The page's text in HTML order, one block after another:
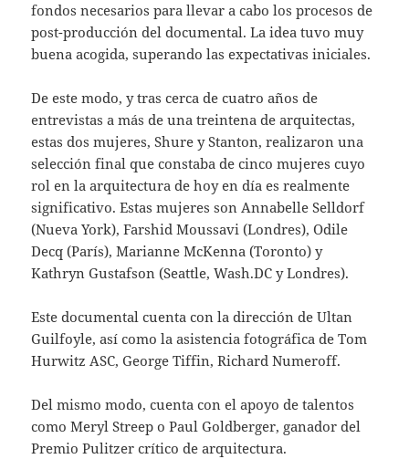
fondos necesarios para llevar a cabo los procesos de
post-producción del documental. La idea tuvo muy
buena acogida, superando las expectativas iniciales.
De este modo, y tras cerca de cuatro años de
entrevistas a más de una treintena de arquitectas,
estas dos mujeres, Shure y Stanton, realizaron una
selección final que constaba de cinco mujeres cuyo
rol en la arquitectura de hoy en día es realmente
significativo. Estas mujeres son Annabelle Selldorf
(Nueva York), Farshid Moussavi (Londres), Odile
Decq (París), Marianne McKenna (Toronto) y
Kathryn Gustafson (Seattle, Wash.DC y Londres).
Este documental cuenta con la dirección de Ultan
Guilfoyle, así como la asistencia fotográfica de Tom
Hurwitz ASC, George Tiffin, Richard Numeroff.
Del mismo modo, cuenta con el apoyo de talentos
como Meryl Streep o Paul Goldberger, ganador del
Premio Pulitzer crítico de arquitectura.